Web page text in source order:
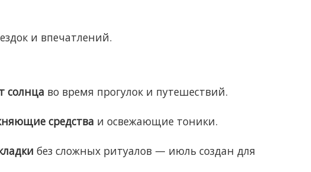
и впечатлений.
солнца во время прогулок и путешествий.
средства и освежающие тоники.
без сложных ритуалов — июль создан для